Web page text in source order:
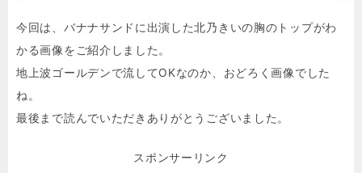
今回は、バナナサンドに出演した北乃きいの胸のトップがわ
かる画像をご紹介しました。
地上波ゴールデンで流してOKなのか、おどろく画像でした
ね。
最後まで読んでいただきありがとうございました。
スポンサーリンク